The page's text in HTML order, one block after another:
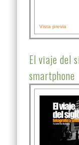
Vista previa
El viaje del
smartphone